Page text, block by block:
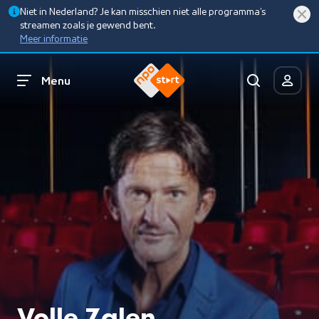
Niet in Nederland? Je kan misschien niet alle programma’s
streamen zoals je gewend bent.
Meer informatie
Menu